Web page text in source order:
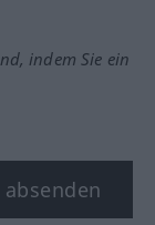
indem Sie ein
absenden